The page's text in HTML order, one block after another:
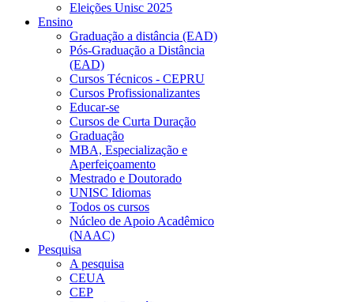
Eleições Unisc 2025
Ensino
Graduação a distância (EAD)
Pós-Graduação a Distância
(EAD)
Cursos Técnicos - CEPRU
Cursos Profissionalizantes
Educar-se
Cursos de Curta Duração
Graduação
MBA, Especialização e
Aperfeiçoamento
Mestrado e Doutorado
UNISC Idiomas
Todos os cursos
Núcleo de Apoio Acadêmico
(NAAC)
Pesquisa
A pesquisa
CEUA
CEP